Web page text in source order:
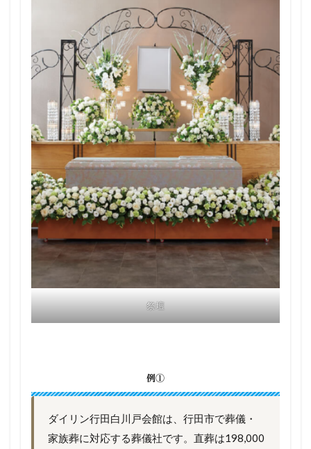
祭壇
例①
ダイリン行田白川戸会館は、行田市で葬儀・
家族葬に対応する葬儀社です。直葬は198,000